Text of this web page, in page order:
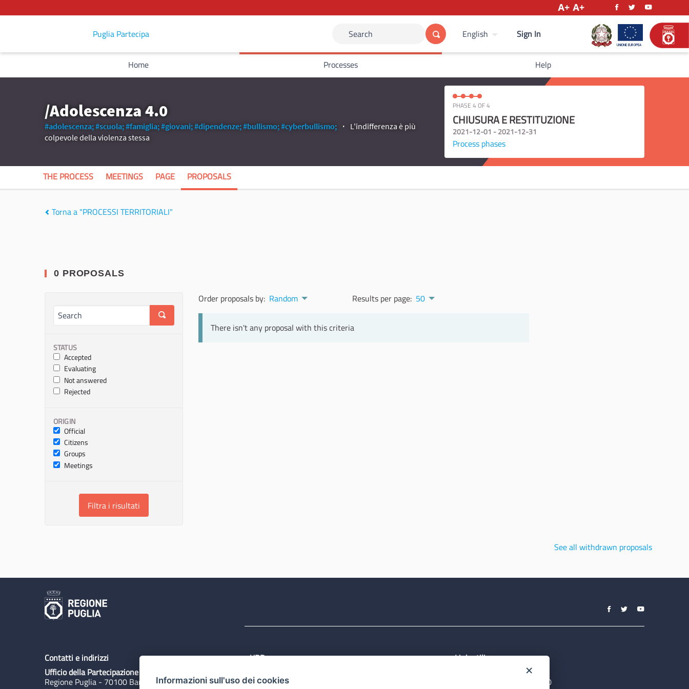
Puglia Partecipa Search English Sign In
Home Processes Help
/Adolescenza 4.0
#adolescenza;#scuola;#famiglia;#giovani;#dipendenze;#bullismo;#cyberbullismo;
L'indifferenza è più
colpevole della violenza stessa
PHASE 4 OF 4
CHIUSURA E RESTITUZIONE
2021-12-01 - 2021-12-31
Process phases
THE PROCESS MEETINGS PAGE PROPOSALS
Torna a "PROCESSI TERRITORIALI"
0 PROPOSALS
STATUS
Accepted
Evaluating
Not answered
Rejected
ORIGIN
Official
Citizens
Groups
Meetings
Filtra i risultati
Order proposals by: Random Results per page: 50
There isn't any proposal with this criteria
See all withdrawn proposals
Contatti e indirizzi
Ufficio della Partecipazione
Regione Puglia - 70100 Bari, Lungomare N. Sauro 31
URP
Email:quiregione@regione.puglia.it
Link utili
PO FESR Puglia 2014-2020
×
Informazioni sull'uso dei cookies